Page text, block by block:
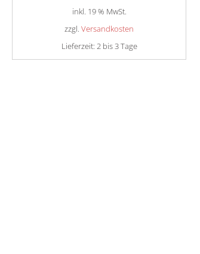
inkl. 19 % MwSt.
zzgl.Versandkosten
Lieferzeit: 2 bis 3 Tage